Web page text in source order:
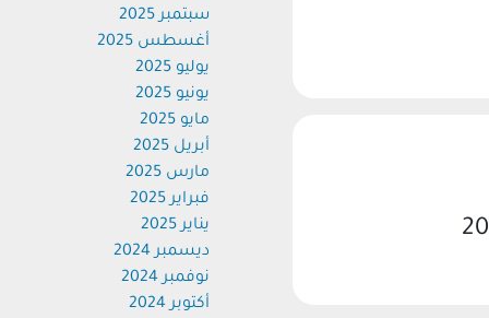
سبتمبر 2025
أغسطس 2025
يوليو 2025
يونيو 2025
مايو 2025
أبريل 2025
مارس 2025
فبراير 2025
يناير 2025
ديسمبر 2024
نوفمبر 2024
أكتوبر 2024